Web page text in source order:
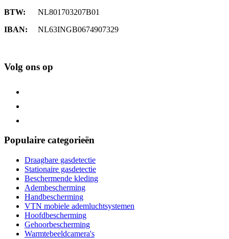
BTW: NL801703207B01
IBAN: NL63INGB0674907329
Volg ons op
Populaire categorieën
Draagbare gasdetectie
Stationaire gasdetectie
Beschermende kleding
Adembescherming
Handbescherming
VTN mobiele ademluchtsystemen
Hoofdbescherming
Gehoorbescherming
Warmtebeeldcamera's